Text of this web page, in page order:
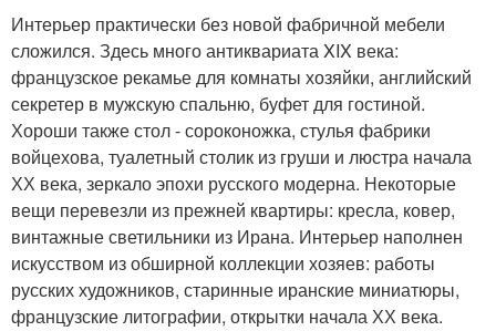
Интерьер практически без новой фабричной мебели
сложился. Здесь много антиквариата XIX века:
французское рекамье для комнаты хозяйки, английский
секретер в мужскую спальню, буфет для гостиной.
Хороши также стол - сороконожка, стулья фабрики
войцехова, туалетный столик из груши и люстра начала
ХХ века, зеркало эпохи русского модерна. Некоторые
вещи перевезли из прежней квартиры: кресла, ковер,
винтажные светильники из Ирана. Интерьер наполнен
искусством из обширной коллекции хозяев: работы
русских художников, старинные иранские миниатюры,
французские литографии, открытки начала ХХ века.